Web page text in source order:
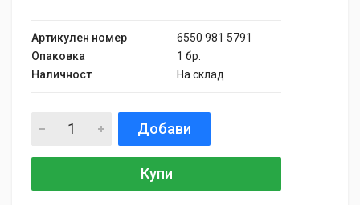
Артикулен номер
6550 981 5791
Опаковка
1 бр.
Наличност
На склад
Добави
Купи